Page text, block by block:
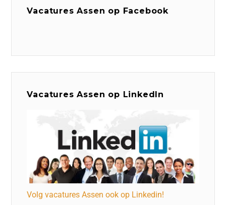
Vacatures Assen op Facebook
Vacatures Assen op LinkedIn
Volg vacatures Assen ook op Linkedin!